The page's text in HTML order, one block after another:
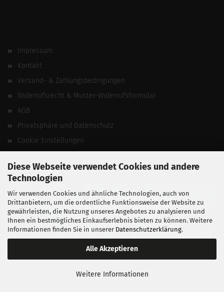
Diese Webseite verwendet Cookies und andere
Technologien
Wir verwenden Cookies und ähnliche Technologien, auch von
Drittanbietern, um die ordentliche Funktionsweise der Website zu
gewährleisten, die Nutzung unseres Angebotes zu analysieren und
Ihnen ein bestmögliches Einkaufserlebnis bieten zu können. Weitere
Informationen finden Sie in unserer Datenschutzerklärung.
Alle Akzeptieren
Weitere Informationen
Impressum
Kontakt
Versand- & Zahlungsbedingungen
Widerrufsrecht & Muster-Widerrufsformular
AGB
Privatsphäre und Datenschutz
Cookie Einstellungen
Vertrag widerrufen
Entwickelt vonfabian heinz webdesign